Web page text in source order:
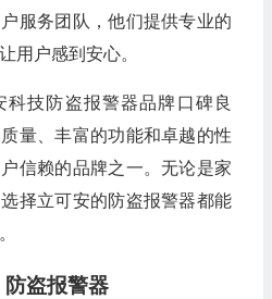
服务团队，他们提供专业的
用户感到安心。
科技防盗报警器品牌口碑良
量、丰富的功能和卓越的性
信赖的品牌之一。无论是家
择立可安的防盗报警器都能
盗报警器